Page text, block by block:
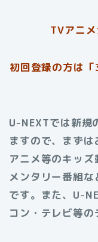
TVアニ
初回登録の方は
U-NEXTでは新規
ますので、まずは
アニメ等のキッ
メンタリー番組
です。また、U-
コン・テレビ等の